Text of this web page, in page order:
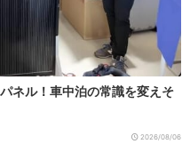
ネル！車中泊の常識を変えそ
2026/08/06